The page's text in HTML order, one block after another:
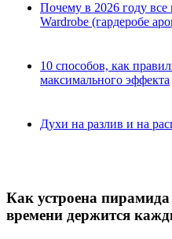
Почему в 2026 году все
Wardrobe (гардеробе
10 способов, как
максимального эффекта
Духи на разлив и на
Как устроена
времени держится